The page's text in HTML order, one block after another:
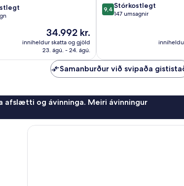
Verðið
er
34.992 kr.
34.992 kr.
inniheldur skatta og gjöld
23. ágú. - 24. ágú.
9.4
af
9,4 Stórkostlegt
147 umsagnir
Samanburður við svipaða
afslætti og ávinninga. Meiri ávinningur